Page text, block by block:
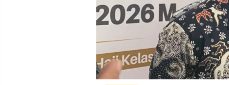
SERVICE